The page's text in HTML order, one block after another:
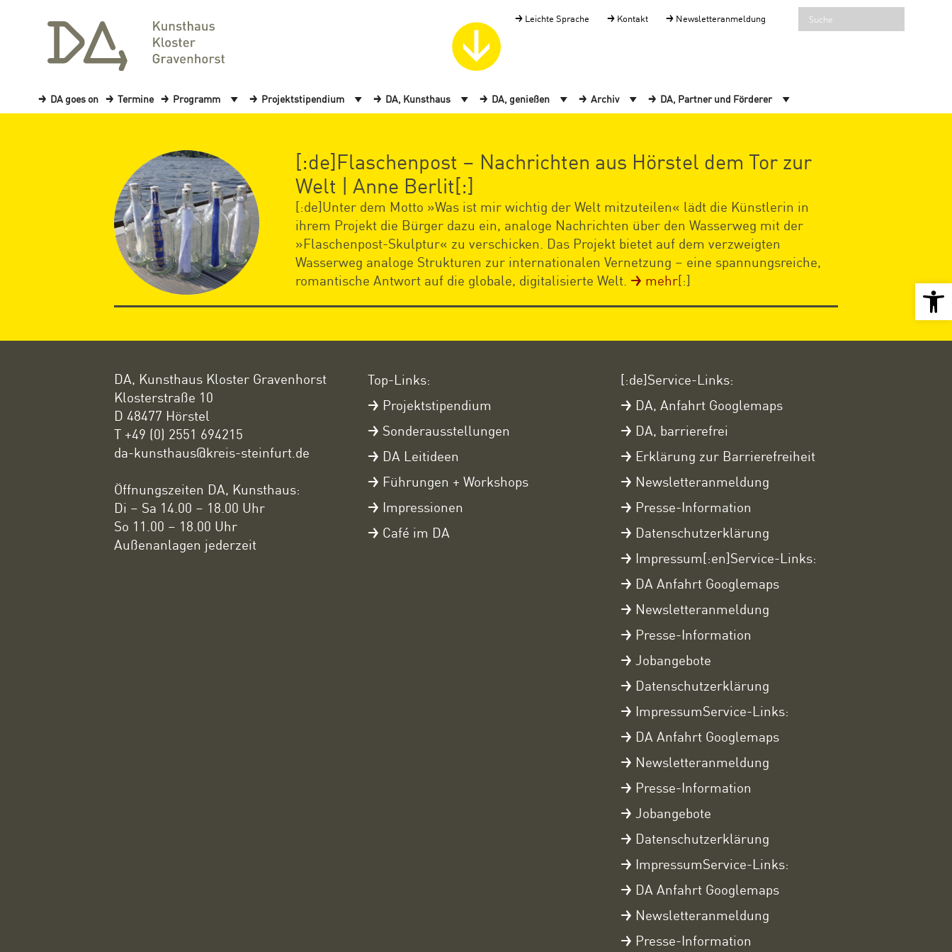
Leichte Sprache Kontakt Newsletteranmeldung
DA goes on Termine Programm Projektstipendium DA, Kunsthaus DA, genießen Archiv DA, Partner und Förderer
[:de]Flaschenpost – Nachrichten aus Hörstel dem Tor zur
Welt | Anne Berlit[:]
[:de]Unter dem Motto »Was ist mir wichtig der Welt mitzuteilen« lädt die Künstlerin in
ihrem Projekt die Bürger dazu ein, analoge Nachrichten über den Wasserweg mit der
»Flaschenpost-Skulptur« zu verschicken. Das Projekt bietet auf dem verzweigten
Wasserweg analoge Strukturen zur internationalen Vernetzung – eine spannungsreiche,
romantische Antwort auf die globale, digitalisierte Welt.
mehr[:]
DA, Kunsthaus Kloster Gravenhorst
Klosterstraße 10
D 48477 Hörstel
T +49 (0) 2551 694215
da-kunsthaus@kreis-steinfurt.de
Öffnungszeiten DA, Kunsthaus:
Di – Sa 14.00 – 18.00 Uhr
So 11.00 – 18.00 Uhr
Außenanlagen jederzeit
Top-Links:
Projektstipendium
Sonderausstellungen
DA Leitideen
Führungen + Workshops
Impressionen
Café im DA
[:de]Service-Links:
DA, Anfahrt Googlemaps
DA, barrierefrei
Erklärung zur Barrierefreiheit
Newsletteranmeldung
Presse-Information
Datenschutzerklärung
Impressum[:en]Service-Links:
DA Anfahrt Googlemaps
Newsletteranmeldung
Presse-Information
Jobangebote
Datenschutzerklärung
ImpressumService-Links:
DA Anfahrt Googlemaps
Newsletteranmeldung
Presse-Information
Jobangebote
Datenschutzerklärung
ImpressumService-Links:
DA Anfahrt Googlemaps
Newsletteranmeldung
Presse-Information